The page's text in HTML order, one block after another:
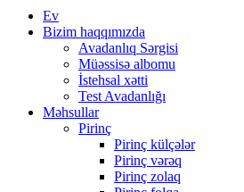
Ev
Bizim haqqımızda
Avadanlıq Sərgisi
Müəssisə albomu
İstehsal xətti
Test Avadanlığı
Məhsullar
Pirinç
Pirinç külçələr
Pirinç vərəq
Pirinç zolaq